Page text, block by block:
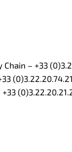
Chain – +33
(0)3.22.20.74.21